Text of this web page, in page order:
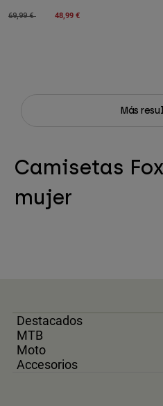
Price reduced from
69,99 €to 48,99 €
Más
Camisetas
mujer
Destacados
MTB
Moto
Accesorios